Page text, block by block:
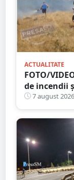
ACTUALITATE
FOTO/
de incendii
județul Satu
7 august 2026